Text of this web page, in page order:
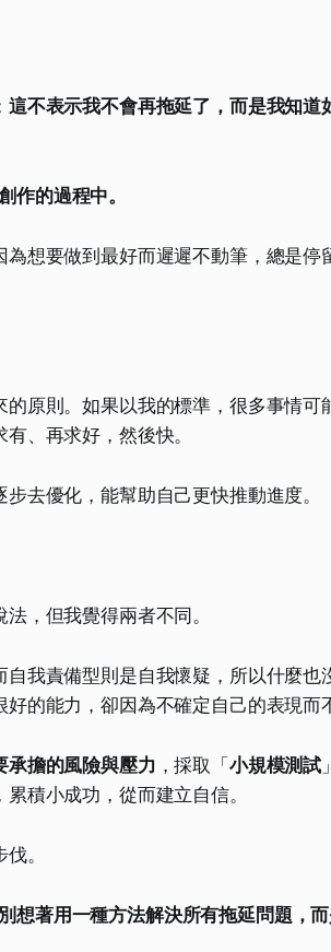
這不表示我不會再拖延了，而是我知道
作的過程中。
想要做到最好而遲遲不動筆，總是停
原則。如果以我的標準，很多事情可
、再求好，然後快。
去優化，能幫助自己更快推動進度。
法，但我覺得兩者不同。
我責備型則是自我懷疑，所以什麼也
的能力，卻因為不確定自己的表現而
承擔的風險與壓力 ，採取「小規模測試
積小成功，從而建立自信。
。
想著用一種方法解決所有拖延問題，